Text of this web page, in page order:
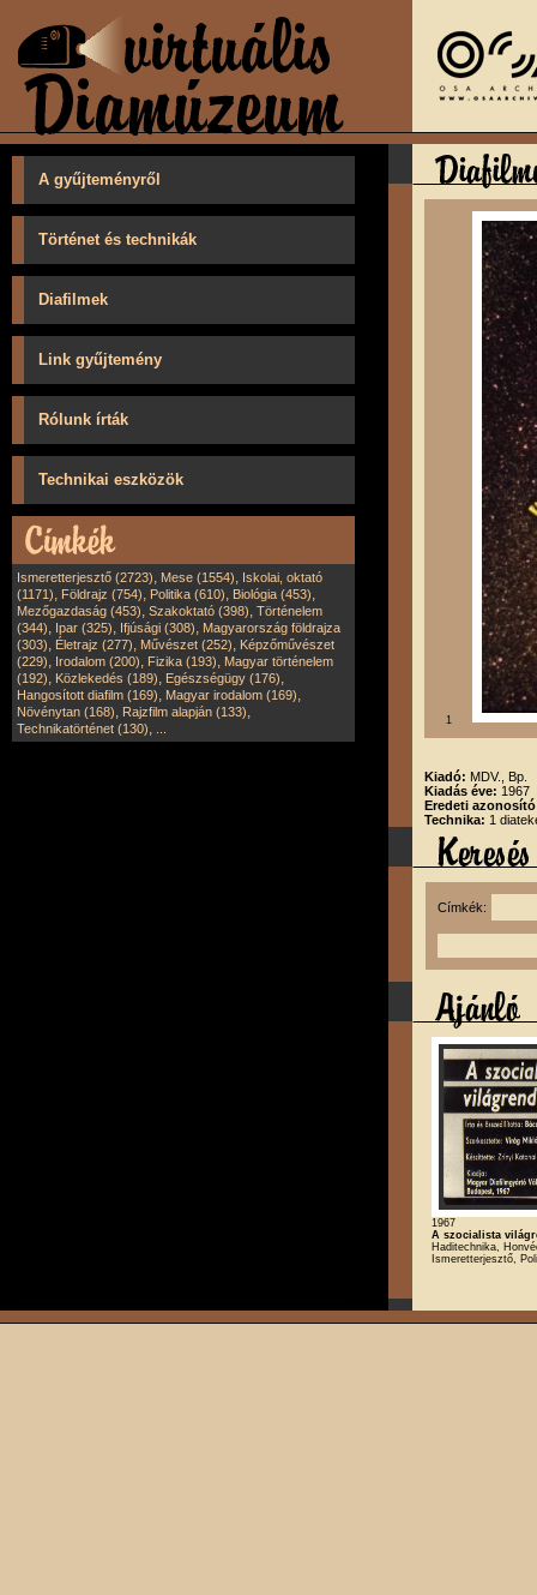
A gyűjteményről
Történet és technikák
Diafilmek
Link gyűjtemény
Rólunk írták
Technikai eszközök
Ismeretterjesztő (2723), Mese (1554), Iskolai, oktató
(1171), Földrajz (754), Politika (610), Biológia (453),
Mezőgazdaság (453), Szakoktató (398), Történelem
(344), Ipar (325), Ifjúsági (308), Magyarország földrajza
(303), Életrajz (277), Művészet (252), Képzőművészet
(229), Irodalom (200), Fizika (193), Magyar történelem
(192), Közlekedés (189), Egészségügy (176),
Hangosított diafilm (169), Magyar irodalom (169),
Növénytan (168), Rajzfilm alapján (133),
Technikatörténet (130), 1
Kiadó: MDV., Bp.
Kiadás éve: 1967
Eredeti
Technika: 1
Címkék:
1967
A szocialista
Haditechnika,
Ismeretterjesztő,